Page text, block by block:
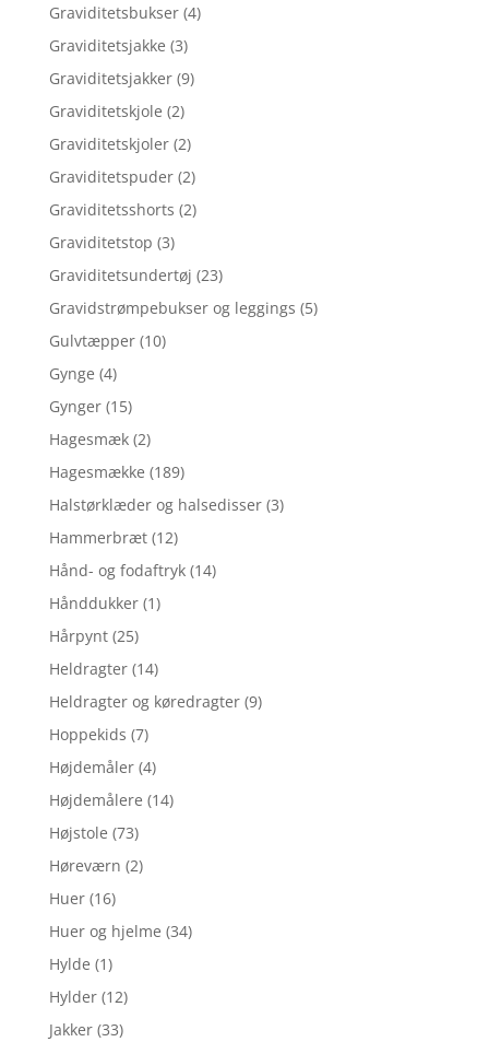
Graviditetsbukser (4)
Graviditetsjakke (3)
Graviditetsjakker (9)
Graviditetskjole (2)
Graviditetskjoler (2)
Graviditetspuder (2)
Graviditetsshorts (2)
Graviditetstop (3)
Graviditetsundertøj (23)
Gravidstrømpebukser og leggings (5)
Gulvtæpper (10)
Gynge (4)
Gynger (15)
Hagesmæk (2)
Hagesmække (189)
Halstørklæder og halsedisser (3)
Hammerbræt (12)
Hånd- og fodaftryk (14)
Hånddukker (1)
Hårpynt (25)
Heldragter (14)
Heldragter og køredragter (9)
Hoppekids (7)
Højdemåler (4)
Højdemålere (14)
Højstole (73)
Høreværn (2)
Huer (16)
Huer og hjelme (34)
Hylde (1)
Hylder (12)
Jakker (33)